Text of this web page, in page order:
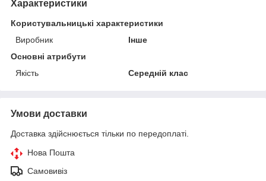
Характеристики
Користувальницькі характеристики
Виробник
Інше
Основні атрибути
Якість
Середній клас
Умови доставки
Доставка здійснюється тільки по передоплаті.
Нова Пошта
Самовивіз